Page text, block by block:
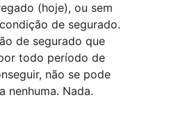
(hoje), ou sem
de segurado.
de segurado que
todo período de
não se pode
nenhuma. Nada.